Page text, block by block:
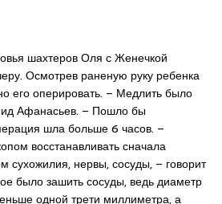
шахтеров Оля с Женечкой
Осмотрев раненую руку ребенка
его оперировать. – Медлить было
Афанасьев. – Пошло бы
шла больше 6 часов. –
восстанавливать сначала
сухожилия, нервы, сосуды, – говорит
было зашить сосуды, ведь диаметр
одной трети миллиметра, а